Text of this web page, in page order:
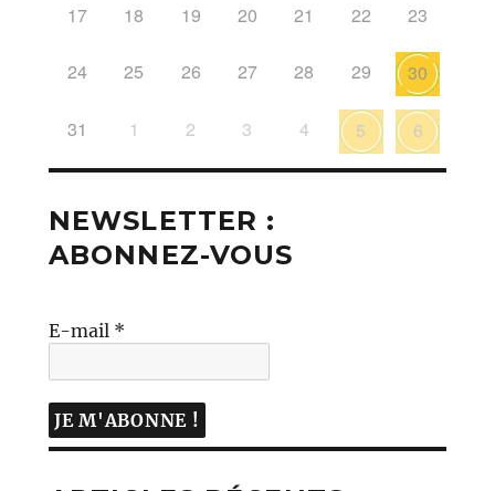
17 18 19 20 21 22 23
24 25 26 27 28 29 30
31 1 2 3 4 5 6
NEWSLETTER :
ABONNEZ-VOUS
E-mail *